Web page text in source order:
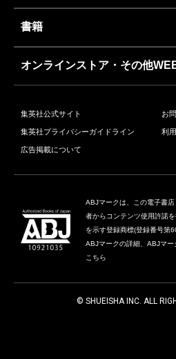
書籍
オンラインストア・その他
集英社公式サイト お
集英社プライバシーガイドライン 利
広告掲載について
ABJマークは、この電子書
者からコンテンツ使用許諾
を示す登録商標(登録番号第
ABJマークの詳細、ABJマ
こちら
© SHUEISHA INC. ALL